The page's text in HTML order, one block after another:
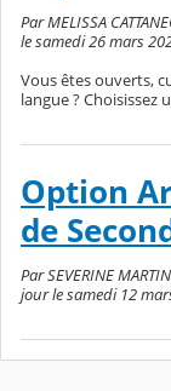
Par MELISSA
le samedi 26 mars
Vous êtes ouverts,
langue ? Choisissez
Option
de
Par SEVERINE
jour le samedi 12